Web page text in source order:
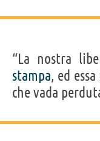
“La nostra
stampa, ed
che vada